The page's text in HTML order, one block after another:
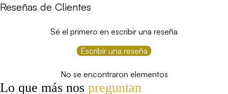
Reseñas de Clientes
Sé el primero en escribir una reseña
Escribir una reseña
No se encontraron elementos
Lo que más nos preguntan